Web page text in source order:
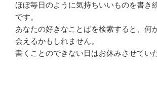
ほぼ毎日のように気持ちいいものを書き
です。
あなたの好きなことばを検索すると、何
会えるかもしれません。
書くことのできない日はお休みさせてい